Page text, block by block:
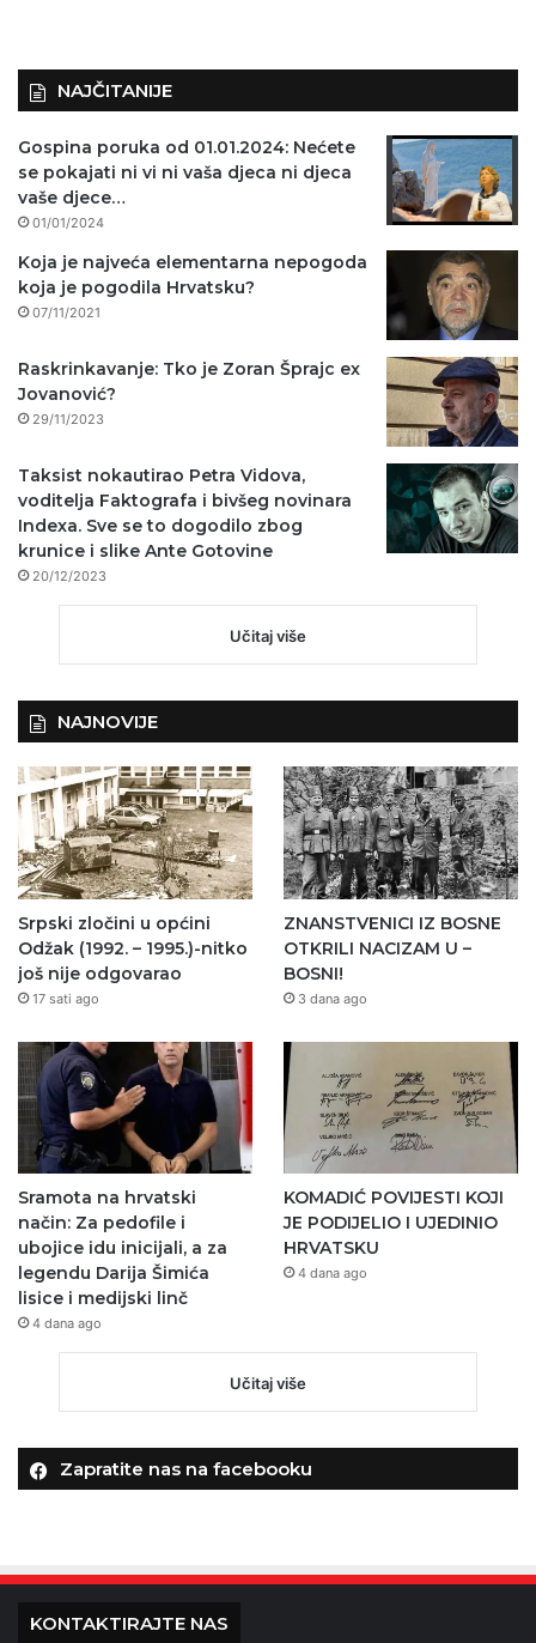
NAJČITANIJE
Gospina poruka od 01.01.2024: Nećete
se pokajati ni vi ni vaša djeca ni djeca
vaše djece…
01/01/2024
Koja je najveća elementarna nepogoda
koja je pogodila Hrvatsku?
07/11/2021
Raskrinkavanje: Tko je Zoran Šprajc ex
Jovanović?
29/11/2023
Taksist nokautirao Petra Vidova,
voditelja Faktografa i bivšeg novinara
Indexa. Sve se to dogodilo zbog
krunice i slike Ante Gotovine
20/12/2023
Učitaj više
NAJNOVIJE
Srpski zločini u općini
Odžak (1992. – 1995.)-nitko
još nije odgovarao
17 sati ago
ZNANSTVENICI IZ BOSNE
OTKRILI NACIZAM U –
BOSNI!
3 dana ago
Sramota na hrvatski
način: Za pedofile i
ubojice idu inicijali, a za
legendu Darija Šimića
lisice i medijski linč
4 dana ago
KOMADIĆ POVIJESTI KOJI
JE PODIJELIO I UJEDINIO
HRVATSKU
4 dana ago
Učitaj više
Zapratite nas na facebooku
KONTAKTIRAJTE NAS